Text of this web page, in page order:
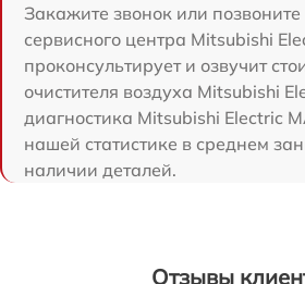
Закажите звонок или
сервисного центра Mitsubishi
проконсультирует и озвучит
очистителя воздуха Mitsubishi
диагностика Mitsubishi Electric
нашей статистике в среднем
наличии деталей.
Отзывы